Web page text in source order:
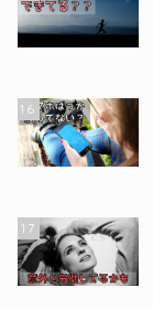
16
17